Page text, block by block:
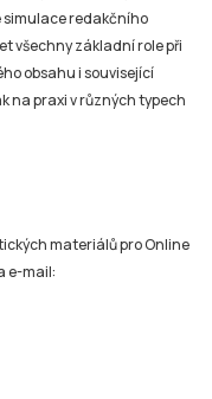
obsahu i související
na praxi v různých typech
materiálů pro Online
pravidel jako na kterémkoliv